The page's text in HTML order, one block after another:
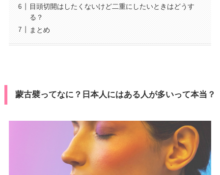
目頭切開はしたくないけど二重にしたいときはどうす
る？
まとめ
蒙古襞ってなに？日本人にはある人が多いって本当？